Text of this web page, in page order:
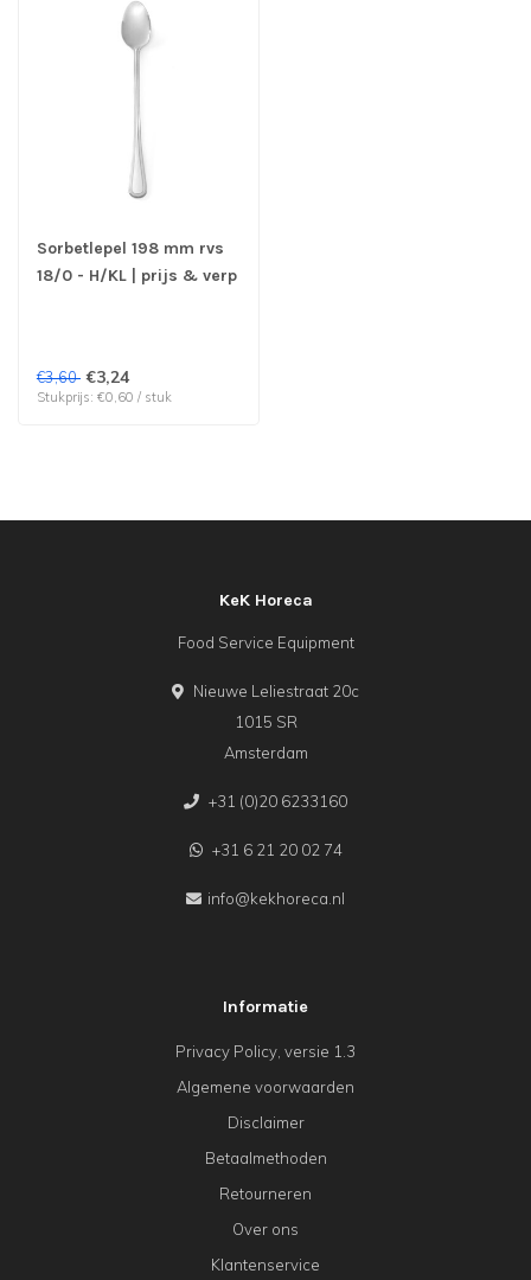
Sorbetlepel 198 mm rvs
18/0 - H/KL | prijs & verp
€3,60 €3,24
Stukprijs: €0,60 / stuk
KeK Horeca
Food Service Equipment
Nieuwe Leliestraat 20c
1015 SR
Amsterdam
+31 (0)20 6233160
+31 6 21 20 02 74
info@kekhoreca.nl
Informatie
Privacy Policy, versie 1.3
Algemene voorwaarden
Disclaimer
Betaalmethoden
Retourneren
Over ons
Klantenservice